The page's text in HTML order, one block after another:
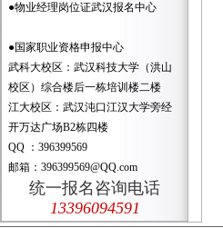
●物业经理岗位证武汉报名中心
●国家职业资格申报中心
武科大校区：武汉科技大学（洪山
校区）综合楼后一栋培训楼二楼
江大校区：武汉沌口江汉大学旁经
开万达广场B2栋四楼
QQ ：396399569
邮箱：396399569@QQ.com
统一报名咨询电话
13396094591